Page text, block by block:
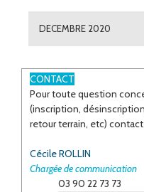
DECEMBRE 2020
CONTACT
Pour toute question
(inscription,
retour terrain, etc)
Cécile ROLLIN
Chargée de communication
03 90 22 73 73